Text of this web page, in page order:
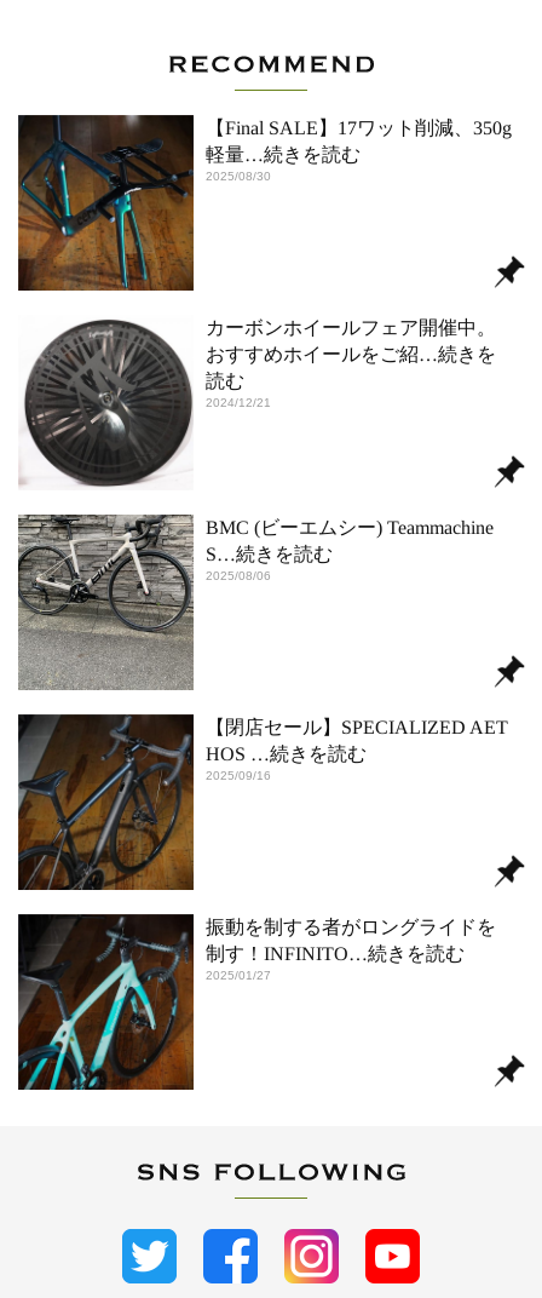
【Final SALE】17ワット削減、350g
軽量…続きを読む
2025/08/30
カーボンホイールフェア開催中。
おすすめホイールをご紹…続きを
読む
2024/12/21
BMC (ビーエムシー) Teammachine
S…続きを読む
2025/08/06
【閉店セール】SPECIALIZED AET
HOS …続きを読む
2025/09/16
振動を制する者がロングライドを
制す！INFINITO…続きを読む
2025/01/27